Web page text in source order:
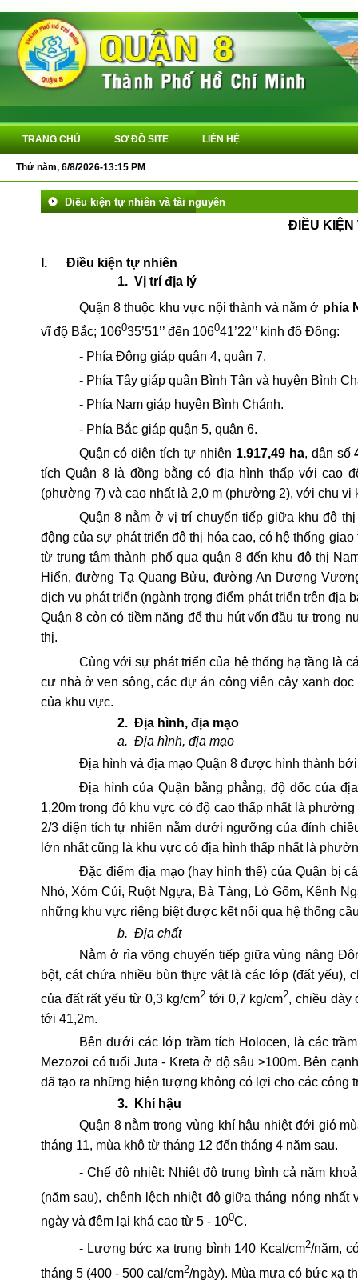
TRANG CHỦ SƠ ĐỒ SITE LIÊN HỆ
Thứ năm, 6/8/2026-13:15 PM
Diều kiện tự nhiên và tài nguyên
ĐIỀU KIỆN
I.
Điều kiện tự nhiên
1. Vị trí địa lý
Quận 8 thuộc khu vực nội thành và nằm ở phía
vĩ độ Bắc; 106035’51’’ đến 106041’22’’ kinh đô Đông:
- Phía Đông giáp quận 4, quận 7.
- Phía Tây giáp quận Bình Tân và huyện Bình
- Phía Nam giáp huyện Bình Chánh.
- Phía Bắc giáp quận 5, quận 6.
Quận có diện tích tự nhiên 1.917,49 ha, dân số
tích Quận 8 là đồng bằng có địa hình thấp với cao
(phường 7) và cao nhất là 2,0 m (phường 2), với chu vi
Quận 8 nằm ở vị trí chuyển tiếp giữa khu đô
động của sự phát triển đô thị hóa cao, có hệ thống
từ trung tâm thành phố qua quận 8 đến khu đô thị
Hiển, đường Tạ Quang Bửu, đường An Dương
dịch vụ phát triển (ngành trọng điểm phát triển trên địa
Quận 8 còn có tiềm năng để thu hút vốn đầu tư trong
thị.
Cùng với sự phát triển của hệ thống hạ tầng là
cư nhà ở ven sông, các dự án công viên cây xanh
của khu vực.
2. Địa hình, địa mạo
a. Địa hình, địa mạo
Địa hình và địa mạo Quận 8 được hình thành
Địa hình của Quận bằng phẳng, độ dốc của
1,20m trong đó khu vực có độ cao thấp nhất là
2/3 diện tích tự nhiên nằm dưới ngưỡng của đỉnh
lớn nhất cũng là khu vực có địa hình thấp nhất là
Đặc điểm địa mạo (hay hình thể) của Quận bị
Nhỏ, Xóm Củi, Ruột Ngựa, Bà Tàng, Lò Gốm, Kênh
những khu vực riêng biệt được kết nối qua hệ thống
b. Địa chất
Nằm ở rìa võng chuyển tiếp giữa vùng nâng
bột, cát chứa nhiều bùn thực vật là các lớp (đất
của đất rất yếu từ 0,3 kg/cm2 tới 0,7 kg/cm2, chiều dày
tới 41,2m.
Bên dưới các lớp trầm tích Holocen, là các
Mezozoi có tuổi Juta - Kreta ở độ sâu >100m. Bên
đã tạo ra những hiện tượng không có lợi cho các công
3.
Khí hậu
Quận 8 nằm trong vùng khí hậu nhiệt đới gió
tháng 11, mùa khô từ tháng 12 đến tháng 4 năm sau.
- Chế độ nhiệt: Nhiệt độ trung bình cả năm
(năm sau), chênh lệch nhiệt độ giữa tháng nóng nhất
ngày và đêm lại khá cao từ 5 - 100C.
- Lượng bức xạ trung bình 140 Kcal/cm2/năm,
tháng 5 (400 - 500 cal/cm2/ngày). Mùa mưa có bức xạ